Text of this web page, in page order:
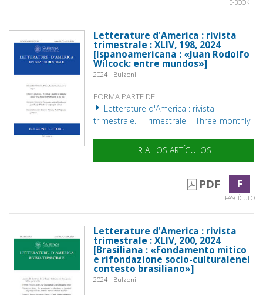
E-BOOK
Letterature d'America : rivista
trimestrale : XLIV, 198, 2024
[Ispanoamericana : «Juan Rodolfo
Wilcock: entre mundos»]
2024 - Bulzoni
FORMA PARTE DE
Letterature d'America : rivista
trimestrale. - Trimestrale = Three-monthly
IR A LOS ARTÍCULOS
PDF F
FASCÍCULO
Letterature d'America : rivista
trimestrale : XLIV, 200, 2024
[Brasiliana : «Fondamento mitico
e rifondazione socio-culturalenel
contesto brasiliano»]
2024 - Bulzoni